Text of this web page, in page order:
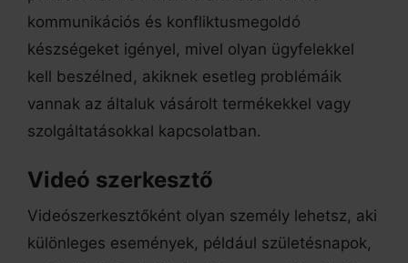
kommunikációs és konfliktusmegoldó
készségeket igényel, mivel olyan ügyfelekkel
kell beszélned, akiknek esetleg problémáik
vannak az általuk vásárolt termékekkel vagy
szolgáltatásokkal kapcsolatban.
Videó szerkesztő
Videószerkesztőként olyan személy lehetsz, aki
különleges események, például születésnapok,